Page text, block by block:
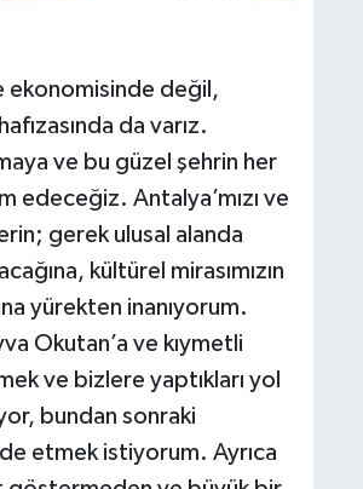
ekonomisinde değil,
da varız.
ve bu güzel şehrin her
edeceğiz. Antalya’mızı ve
gerek ulusal alanda
kültürel mirasımızın
yürekten inanıyorum.
Okutan’a ve kıymetli
ve bizlere yaptıkları yol
bundan sonraki
etmek istiyorum. Ayrıca